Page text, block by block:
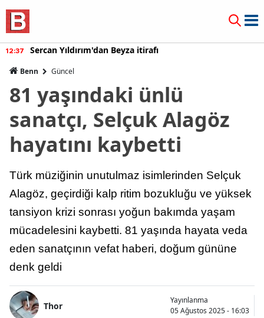
12:37 Sercan Yıldırım'dan Beyza itirafı
Benn Güncel
81 yaşındaki ünlü
sanatçı, Selçuk Alagöz
hayatını kaybetti
Türk müziğinin unutulmaz isimlerinden Selçuk
Alagöz, geçirdiği kalp ritim bozukluğu ve yüksek
tansiyon krizi sonrası yoğun bakımda yaşam
mücadelesini kaybetti. 81 yaşında hayata veda
eden sanatçının vefat haberi, doğum gününe
denk geldi
Thor
Yayınlanma
05 Ağustos 2025 - 16:03